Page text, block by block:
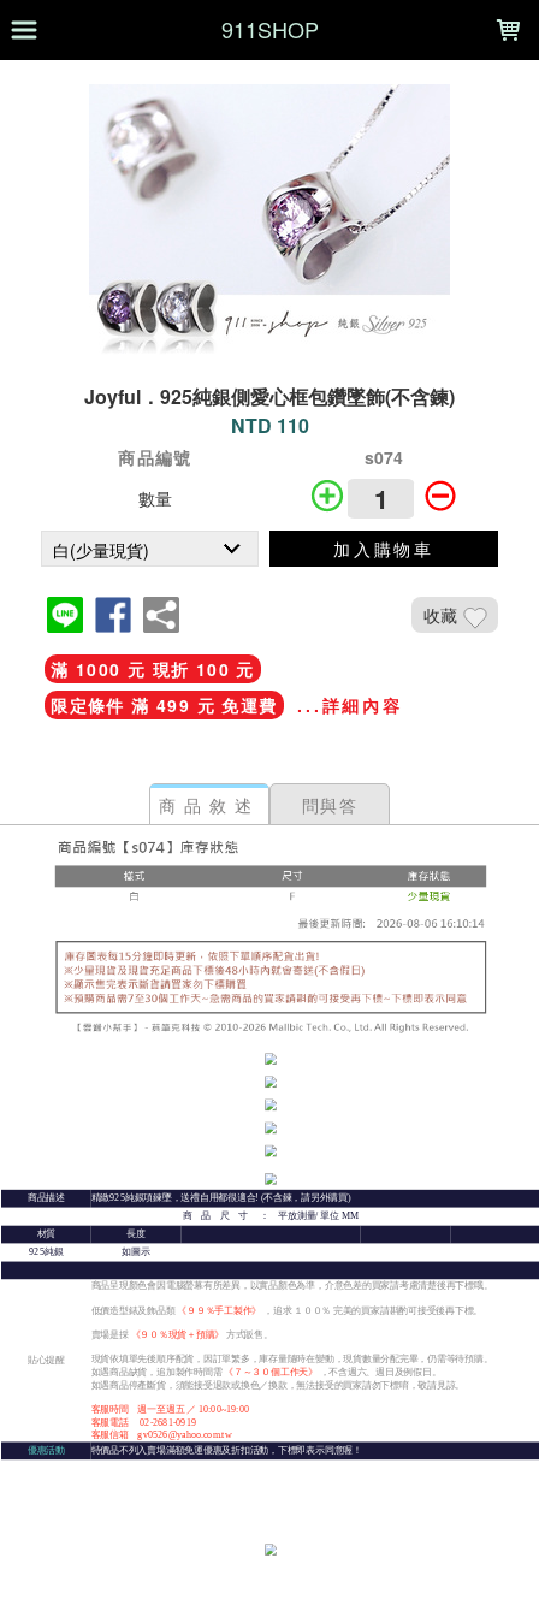
911SHOP
Joyful．925純銀側愛心框包鑽墜飾(不含鍊)
NTD 110
商品編號
s074
數量
加入購物車
收藏
滿 1000 元 現折 100 元
限定條件 滿 499 元 免運費
...詳細內容
商品敘述 問與答